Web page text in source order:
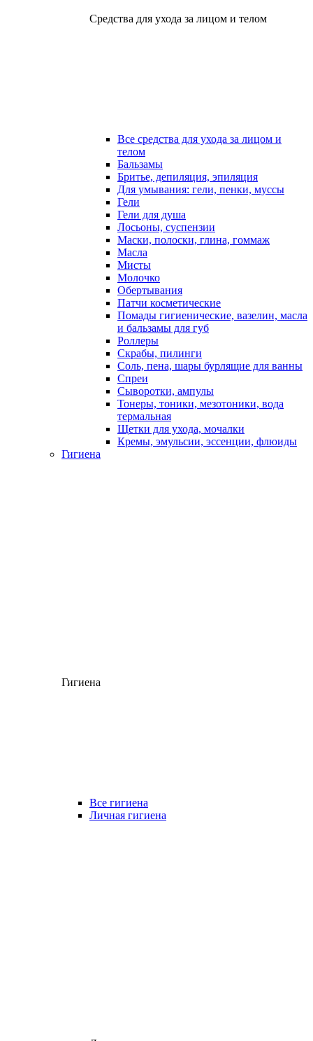
Средства для ухода за лицом и телом
Все средства для ухода за лицом и
телом
Бальзамы
Бритье, депиляция, эпиляция
Для умывания: гели, пенки, муссы
Гели
Гели для душа
Лосьоны, суспензии
Маски, полоски, глина, гоммаж
Масла
Мисты
Молочко
Обертывания
Патчи косметические
Помады гигиенические, вазелин, масла
и бальзамы для губ
Роллеры
Скрабы, пилинги
Соль, пена, шары бурлящие для ванны
Спреи
Сыворотки, ампулы
Тонеры, тоники, мезотоники, вода
термальная
Щетки для ухода, мочалки
Кремы, эмульсии, эссенции, флюиды
Гигиена
Гигиена
Все гигиена
Личная гигиена